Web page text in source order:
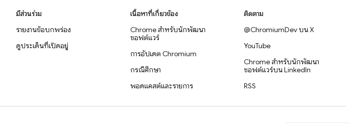
มีส่วนร่วม
รายงานข้อบกพร่อง
ดูประเด็นที่เปิดอยู่
เนื้อหาที่เกี่ยวข้อง
Chrome สำหรับนักพัฒนา
ซอฟต์แวร์
การอัปเดต Chromium
กรณีศึกษา
พอดแคสต์และรายการ
ติดตาม
@ChromiumDev บน X
YouTube
Chrome สำหรับนักพัฒนา
ซอฟต์แวร์บน LinkedIn
RSS